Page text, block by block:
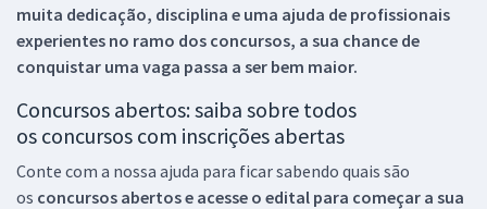
muita dedicação, disciplina e uma ajuda de profissionais
experientes no ramo dos concursos, a sua chance de
conquistar uma vaga passa a ser bem maior.
Concursos abertos: saiba sobre todos
os concursos com inscrições abertas
Conte com a nossa ajuda para ficar sabendo quais são
os concursos abertos e acesse o edital para começar a sua